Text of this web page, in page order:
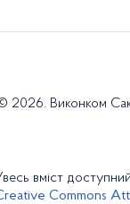
2026. Виконком
вміст
Commons